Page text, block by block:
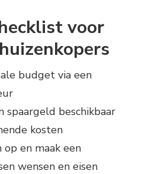
voor
budget via een
spaargeld beschikbaar
kosten
op en maak een
wensen en eisen